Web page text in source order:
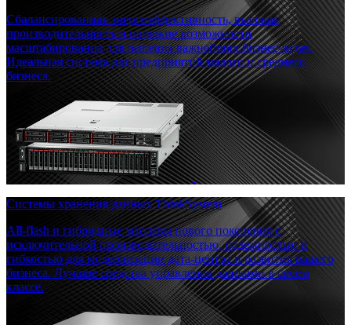
Сбалансированная энергоэффективность, высокая
производительность и широкие возможности
масштабирования для решения важнейших бизнес-задач.
Идеальная система для предприятий малого и среднего
бизнеса.
Системы хранения данных ThinkSystem
All-flash и гибридные массивы нового поколения с
исключительной производительностью, надежностью и
гибкостью для модернизации дата-центра и развития вашего
бизнеса. Лучшие средства управления данными в своем
классе.